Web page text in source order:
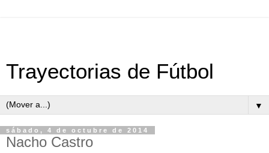
Trayectorias de Fútbol
▼
sábado, 4 de octubre de 2014
Nacho Castro